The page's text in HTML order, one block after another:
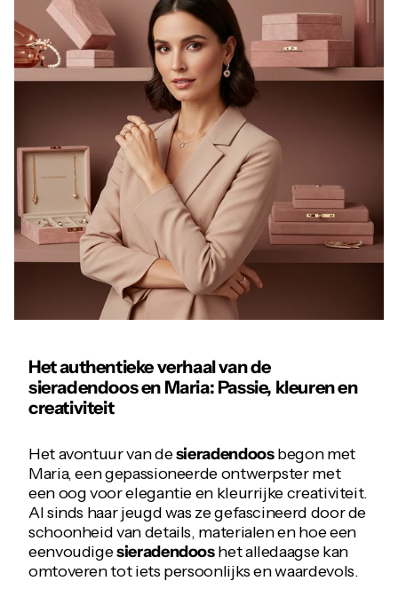
Het authentieke verhaal van de
sieradendoosen Maria: Passie, kleuren en
creativiteit
Het avontuur van desieradendoosbegon met
Maria, een gepassioneerde ontwerpster met
een oog voor elegantie en kleurrijke creativiteit.
Al sinds haar jeugd was ze gefascineerd door de
schoonheid van details, materialen en hoe een
eenvoudigesieradendooshet alledaagse kan
omtoveren tot iets persoonlijks en waardevols.